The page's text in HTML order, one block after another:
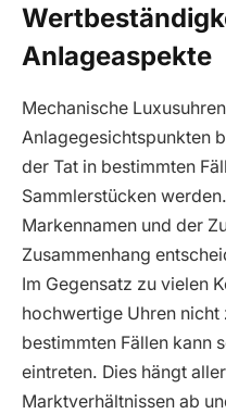
Anlageaspekte
Mechanische
Anlagegesichtspunkten
der Tat in bestimmten
Sammlerstücken
Markennamen und der
Zusammenhang
Im Gegensatz zu vielen
hochwertige Uhren
bestimmten Fällen kann
eintreten. Dies hängt
Marktverhältnissen ab